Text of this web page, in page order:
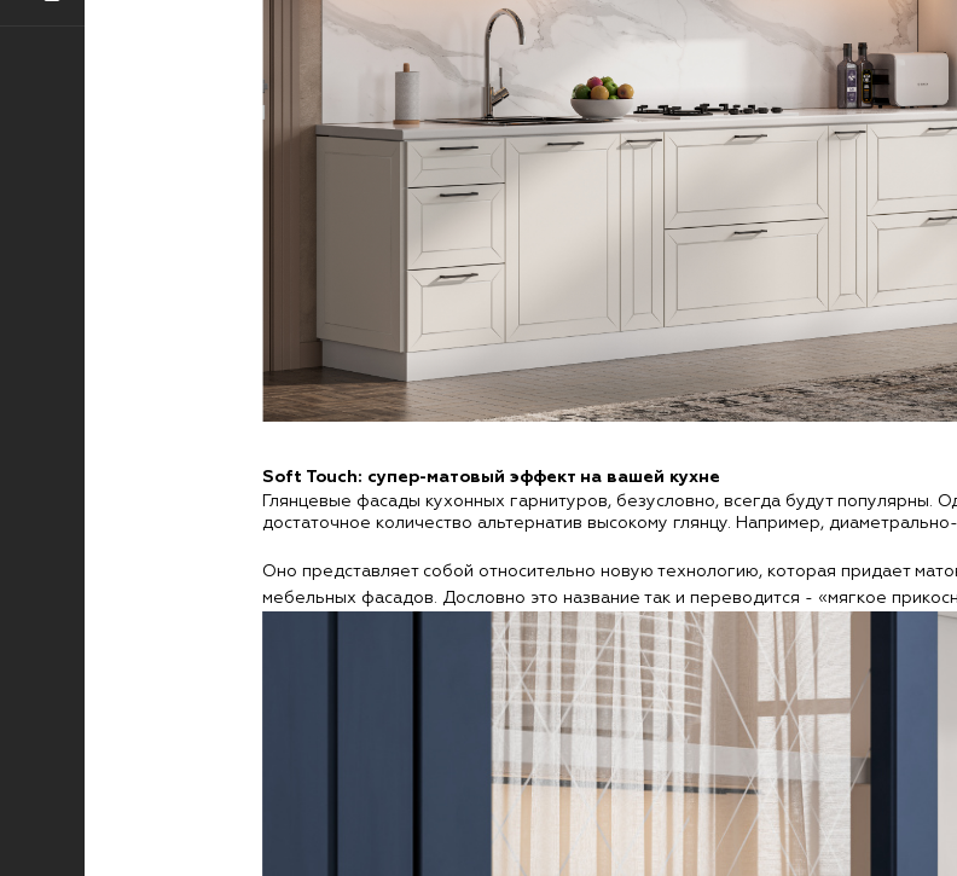
Soft Touch: супер-матовый эффект на вашей кухне
Глянцевые фасады кухонных гарнитуров, безусловно, всегда будут популярны.
достаточное количество альтернатив высокому глянцу. Например,
Оно представляет собой относительно новую технологию, которая придает
мебельных фасадов. Дословно это название так и переводится - «мягкое